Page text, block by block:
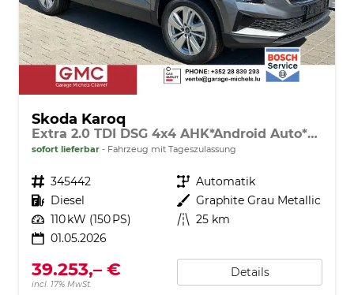
Skoda Karoq
Extra 2.0 TDI DSG 4x4 AHK*Android Auto*SHZ*ACC*Keyless*Kamera*17" LM* 2Z Klimaauto*SUNSET
sofort lieferbar Fahrzeug mit Tageszulassung
Fahrzeugnr. 345442 Getriebe Automatik
Kraftstoff Diesel Außenfarbe Graphite Grau Metallic
Leistung 110 kW (150 PS) Kilometerstand 25 km
01.05.2026
39.253,– €
incl. 17% MwSt.
Details